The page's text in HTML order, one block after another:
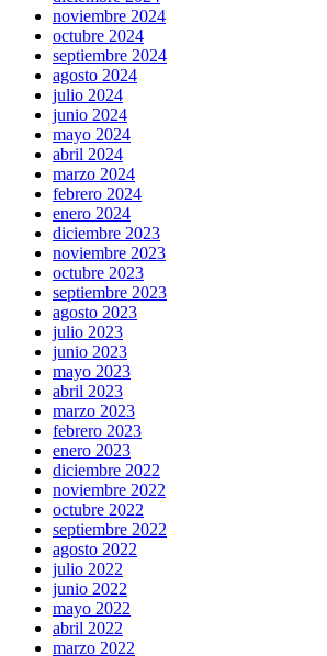
noviembre 2024
octubre 2024
septiembre 2024
agosto 2024
julio 2024
junio 2024
mayo 2024
abril 2024
marzo 2024
febrero 2024
enero 2024
diciembre 2023
noviembre 2023
octubre 2023
septiembre 2023
agosto 2023
julio 2023
junio 2023
mayo 2023
abril 2023
marzo 2023
febrero 2023
enero 2023
diciembre 2022
noviembre 2022
octubre 2022
septiembre 2022
agosto 2022
julio 2022
junio 2022
mayo 2022
abril 2022
marzo 2022